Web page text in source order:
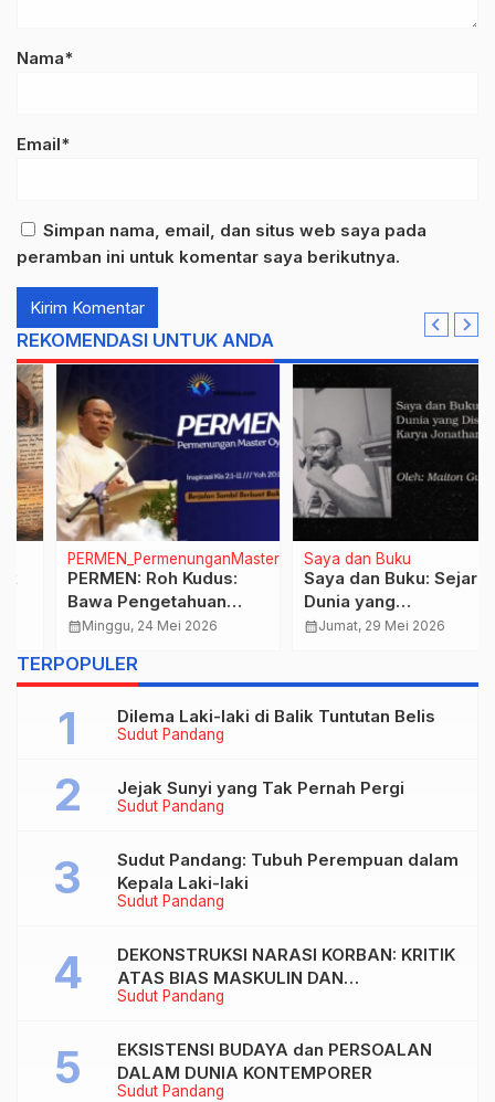
Nama*
Email*
Simpan nama, email, dan situs web saya pada
peramban ini untuk komentar saya berikutnya.
REKOMENDASI UNTUK ANDA
Saya dan Buku
Saya dan Buku: Sejarah
Dunia yang
Disembunyikan Karya
Jumat, 29 Mei 2026
PERMEN: Kenaikan
Yesus: Jaminan Bagi
Gereja, Rumah Tangga
Raya Kenaikan Tuhan,
14 Mei 2026
Kamis, 14 Mei 2026
TERPOPULER
Sudut Pandang
Dilema Laki-laki di Balik Tuntutan Belis
Sudut Pandang
Jejak Sunyi yang Tak Pernah Pergi
Sudut Pandang
Sudut Pandang: Tubuh Perempuan dalam
Kepala Laki-laki
Sudut Pandang
DEKONSTRUKSI NARASI KORBAN: KRITIK
ATAS BIAS MASKULIN DAN
OBJEKTIVIKASI PEREMPUAN DALAM
TUNTUTAN BELIS” KARYA AGUSTINUS
S. SASMITA
Sudut Pandang
EKSISTENSI BUDAYA dan PERSOALAN
DALAM DUNIA KONTEMPORER